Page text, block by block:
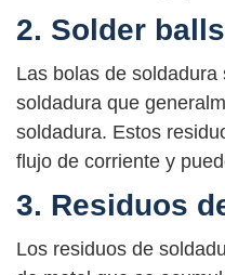
2. Solder balls
Las bolas de
soldadura que
soldadura. Estos
flujo de corriente y
3. Residuos
Los residuos de